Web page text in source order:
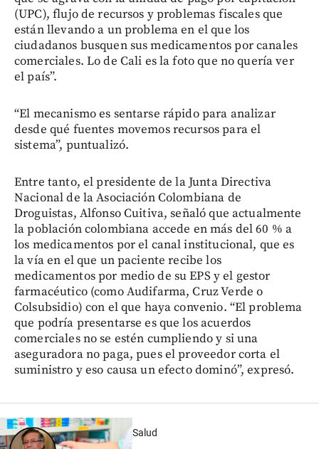
(UPC), flujo de recursos y problemas fiscales que
están llevando a un problema en el que los
ciudadanos busquen sus medicamentos por canales
comerciales. Lo de Cali es la foto que no quería ver
el país”.
“El mecanismo es sentarse rápido para analizar
desde qué fuentes movemos recursos para el
sistema”, puntualizó.
Entre tanto, el presidente de la Junta Directiva
Nacional de la Asociación Colombiana de
Droguistas, Alfonso Cuitiva, señaló que actualmente
la población colombiana accede en más del 60 % a
los medicamentos por el canal institucional, que es
la vía en el que un paciente recibe los
medicamentos por medio de su EPS y el gestor
farmacéutico (como Audifarma, Cruz Verde o
Colsubsidio) con el que haya convenio. “El problema
que podría presentarse es que los acuerdos
comerciales no se estén cumpliendo y si una
aseguradora no paga, pues el proveedor corta el
suministro y eso causa un efecto dominó”, expresó.
Salud